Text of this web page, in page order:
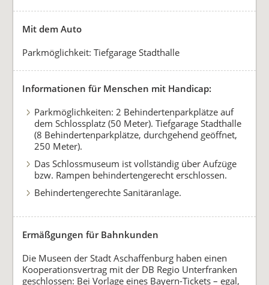
Mit dem Auto
Parkmöglichkeit: Tiefgarage Stadthalle
Informationen für Menschen mit Handicap:
Parkmöglichkeiten: 2 Behindertenparkplätze auf
dem Schlossplatz (50 Meter). Tiefgarage Stadthalle
(8 Behindertenparkplätze, durchgehend geöffnet,
250 Meter).
Das Schlossmuseum ist vollständig über Aufzüge
bzw. Rampen behindertengerecht erschlossen.
Behindertengerechte Sanitäranlage.
Ermäßgungen für Bahnkunden
Die Museen der Stadt Aschaffenburg haben einen
Kooperationsvertrag mit der DB Regio Unterfranken
geschlossen: Bei Vorlage eines Bayern-Tickets – egal,